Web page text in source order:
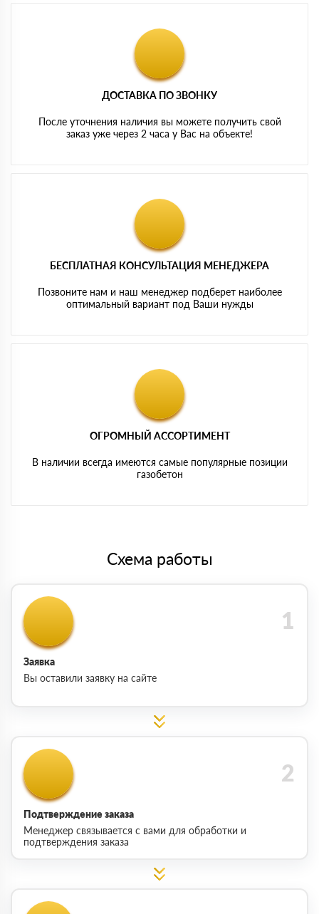
ДОСТАВКА ПО ЗВОНКУ
После уточнения наличия вы можете получить свой
заказ уже через 2 часа у Вас на объекте!
БЕСПЛАТНАЯ КОНСУЛЬТАЦИЯ МЕНЕДЖЕРА
Позвоните нам и наш менеджер подберет наиболее
оптимальный вариант под Ваши нужды
ОГРОМНЫЙ АССОРТИМЕНТ
В наличии всегда имеются самые популярные позиции
газобетон
Схема работы
Заявка
Вы оставили заявку на сайте
Подтверждение заказа
Менеджер связывается с вами для обработки и
подтверждения заказа